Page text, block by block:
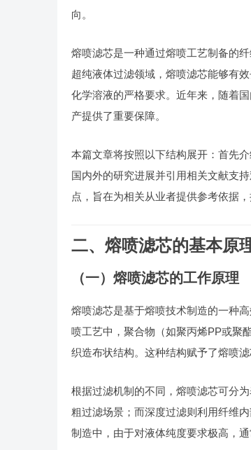
向。
熔喷滤芯是一种通过熔喷工艺制备的
超纯液体过滤领域，熔喷滤芯能够有
化学溶液的严格要求。近年来，随着
产提供了重要保障。
本篇文章将按照以下结构展开：首先
国内外的研究进展并引用相关文献支
点，旨在为相关从业者提供参考依据
二、熔喷滤芯的基本原
（一）熔喷滤芯的工作原理
熔喷滤芯是基于熔喷技术制造的一种
喷工艺中，聚合物（如聚丙烯PP或聚
织造布状结构。这种结构赋予了熔喷
根据过滤机制的不同，熔喷滤芯可分
粗过滤场景；而深度过滤则利用纤维
制造中，由于对液体纯度要求极高，